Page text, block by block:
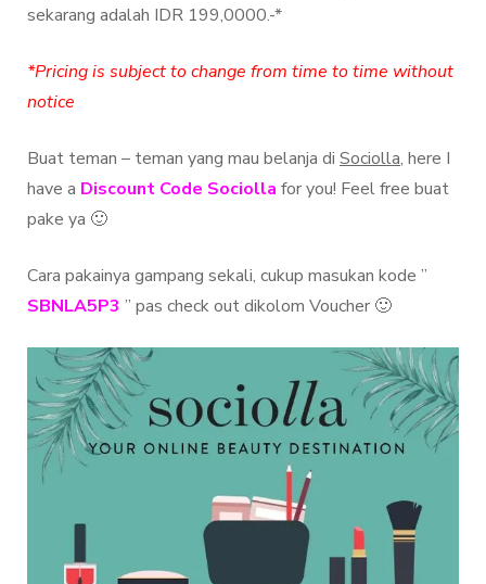
sekarang adalah IDR 199,0000.-*
*Pricing is subject to change from time to time without
notice
Buat teman – teman yang mau belanja di Sociolla, here I
have a Discount Code Sociolla for you! Feel free buat
pake ya 🙂
Cara pakainya gampang sekali, cukup masukan kode ”
SBNLA5P3 ” pas check out dikolom Voucher 🙂